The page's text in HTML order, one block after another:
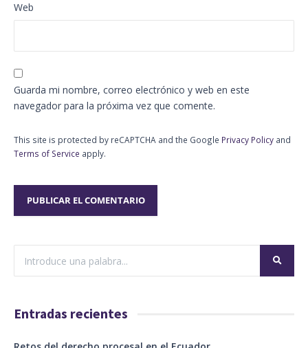
Web
Guarda mi nombre, correo electrónico y web en este
navegador para la próxima vez que comente.
This site is protected by reCAPTCHA and the Google Privacy Policy and
Terms of Service apply.
Entradas recientes